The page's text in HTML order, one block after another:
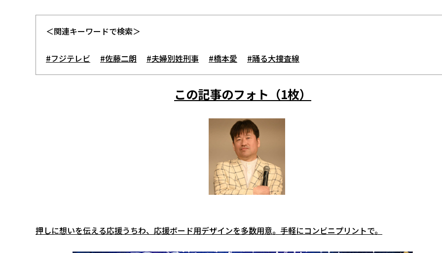
＜関連キーワードで検索＞
#フジテレビ #佐藤二朗 #夫婦別姓刑事 #橋本愛 #踊る大捜査線
この記事のフォト（1枚）
押しに想いを伝える応援うちわ、応援ボード用デザインを多数用意。手軽にコンビニプリントで。